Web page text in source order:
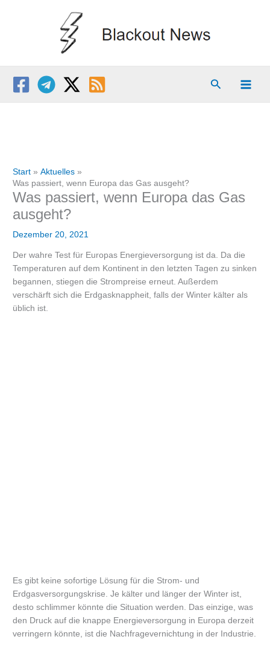
Suchen
Start
Aktuelles
Was passiert, wenn Europa das Gas ausgeht?
Was passiert, wenn Europa das Gas
ausgeht?
Dezember 20, 2021
Der wahre Test für Europas Energieversorgung ist da. Da die
Temperaturen auf dem Kontinent in den letzten Tagen zu sinken
begannen, stiegen die Strompreise erneut. Außerdem
verschärft sich die Erdgasknappheit, falls der Winter kälter als
üblich ist.
Es gibt keine sofortige Lösung für die Strom- und
Erdgasversorgungskrise. Je kälter und länger der Winter ist,
desto schlimmer könnte die Situation werden. Das einzige, was
den Druck auf die knappe Energieversorgung in Europa derzeit
verringern könnte, ist die Nachfragevernichtung in der Industrie.